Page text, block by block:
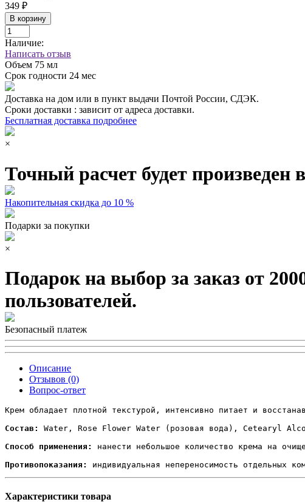
349 ₽
В корзину
Наличие:
Написать отзыв
Объем 75 мл
Срок годности 24 мес
Доставка на дом или в пункт выдачи Почтой России, СДЭК.
Сроки доставки : зависит от адреса доставки.
Бесплатная доставка подробнее
×
Точный расчет будет произведен
Накопительная скидка до 10 %
Подарки за покупки
×
Подарок на выбор за заказ от
пользователей.
Безопасный платеж
Описание
Отзывов (0)
Вопрос-ответ
Крем обладает плотной текстурой, интенсивно питает и
Состав:
Water, Rose Flower Water (розовая вода), Cetearyl
Способ применения:
нанести небольшое количество крема на
Противопоказания:
индивидуальная непереносимость отдельных
Характеристики товара